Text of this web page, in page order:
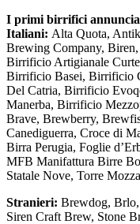
I primi birrifici
Italiani: Alta Quota,
Brewing Company,
Birrificio Artigianale
Birrificio Basei, Birrificio
Del Catria, Birrificio
Manerba, Birrificio
Brave, Brewberry,
Canediguerra, Croce di
Birra Perugia, Foglie
MFB Manifattura Birre
Statale Nove, Torre
Stranieri: Brewdog, Brlo,
Siren Craft Brew, Stone